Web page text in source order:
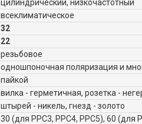
цилиндрический, низкочастотный
всеклиматическое
32
22
резьбовое
одношпоночная поляризация и
пайкой
вилка - герметичная, розетка -
штырей - никель, гнезд - золото
30 (для РРС3, РРС4, РРС5), 60 (для